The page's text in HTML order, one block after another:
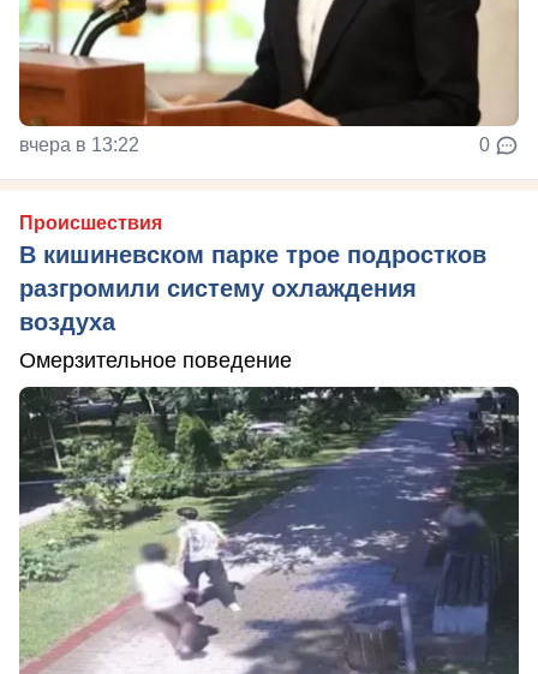
вчера в 13:22 0
Происшествия
В кишиневском парке трое подростков
разгромили систему охлаждения
воздуха
Омерзительное поведение